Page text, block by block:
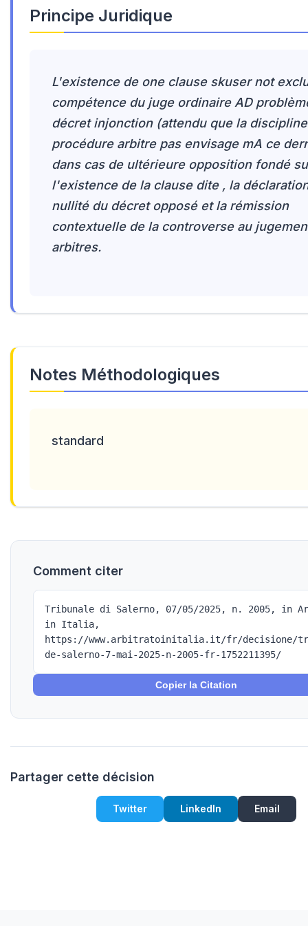
Principe Juridique
L'existence de one clause skuser not
compétence du juge ordinaire AD
décret injonction (attendu que la
procédure arbitre pas envisage mA ce
dans cas de ultérieure opposition fondé
l'existence de la clause dite , la
nullité du décret opposé et la rémission
contextuelle de la controverse au
arbitres.
Notes Méthodologiques
standard
Comment citer
Tribunale di Salerno, 07/05/2025, n. 2005, in
in Italia,
https://www.arbitratoinitalia.it/fr/decisione/
de-salerno-7-mai-2025-n-2005-fr-1752211395/
Copier la Citation
Partager cette décision
Twitter LinkedIn Email